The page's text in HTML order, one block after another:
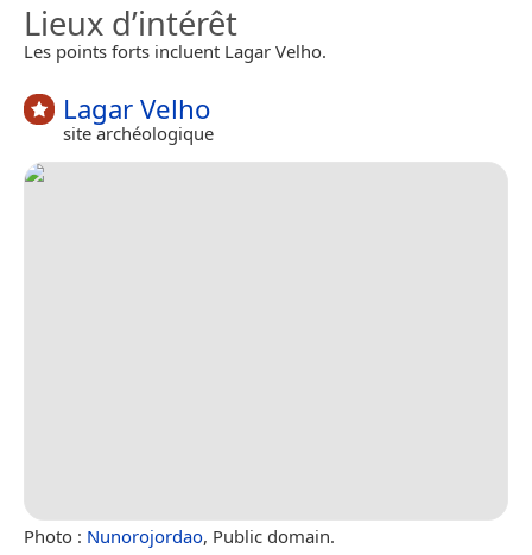
Lieux d’intérêt
Les points forts incluent Lagar Velho.
Lagar Velho
site archéologique
Photo : Nunorojordao, Public domain.